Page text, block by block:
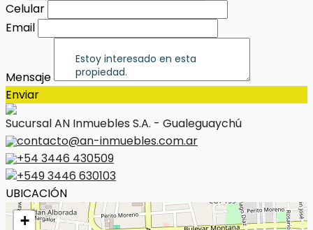
Celular
Email
Mensaje
Enviar
Sucursal AN Inmuebles S.A. - Gualeguaychú
contacto@an-inmuebles.com.ar
+54 3446 430509
+549 3446 630103
UBICACIÓN
+